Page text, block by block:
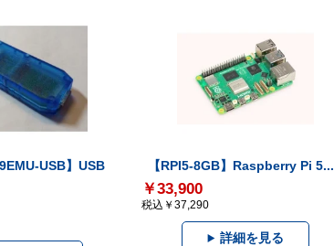
USB】USB
【RPI5-8GB】Raspberry Pi 5...
￥33,900
税込￥37,290
詳細を見る